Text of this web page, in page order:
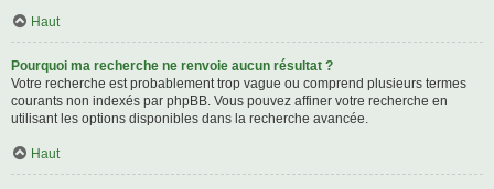
Haut
Pourquoi ma recherche ne renvoie aucun résultat ?
Votre recherche est probablement trop vague ou comprend plusieurs termes
courants non indexés par phpBB. Vous pouvez affiner votre recherche en
utilisant les options disponibles dans la recherche avancée.
Haut